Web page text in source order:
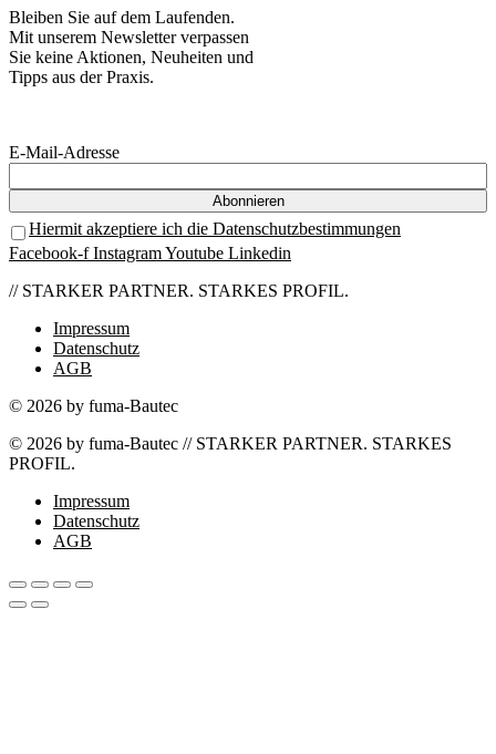
Bleiben Sie auf dem Laufenden.
Mit unserem Newsletter verpassen
Sie keine Aktionen, Neuheiten und
Tipps aus der Praxis.
E-Mail-Adresse
Hiermit akzeptiere ich die Datenschutzbestimmungen
Facebook-f InstagramYoutube Linkedin
// STARKER PARTNER. STARKES PROFIL.
Impressum
Datenschutz
AGB
© 2026 by fuma-Bautec
© 2026 by fuma-Bautec // STARKER PARTNER. STARKES
PROFIL.
Impressum
Datenschutz
AGB